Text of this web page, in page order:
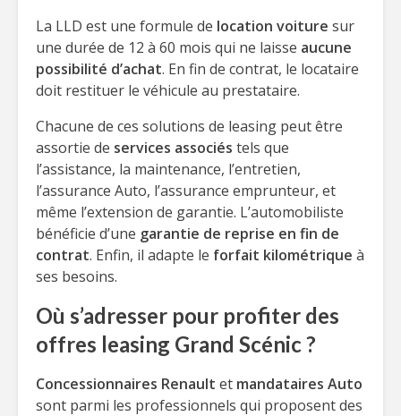
La LLD est une formule de location voiture sur
une durée de 12 à 60 mois qui ne laisse aucune
possibilité d’achat. En fin de contrat, le locataire
doit restituer le véhicule au prestataire.
Chacune de ces solutions de leasing peut être
assortie de services associés tels que
l’assistance, la maintenance, l’entretien,
l’assurance Auto, l’assurance emprunteur, et
même l’extension de garantie. L’automobiliste
bénéficie d’une garantie de reprise en fin de
contrat. Enfin, il adapte le forfait kilométrique à
ses besoins.
Où s’adresser pour profiter des
offres leasing Grand Scénic ?
Concessionnaires Renault et mandataires Auto
sont parmi les professionnels qui proposent des